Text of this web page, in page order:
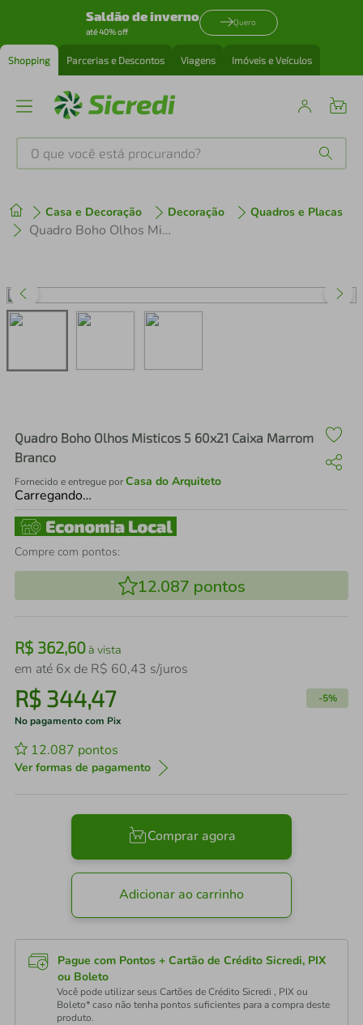
Saldão de inverno
até 40% off
Quero
Shopping Parcerias e Descontos Viagens Imóveis e Veículos
O que você está procurando?
Casa e Decoração Decoração Quadros e Placas
Quadro Boho Olhos Misticos 5 60x21 Caixa Marrom Branco
Quadro Boho Olhos Misticos 5 60x21 Caixa Marrom
Branco
Fornecido e entregue porCasa do Arquiteto
Carregando…
Compre com pontos:
12.087 pontos
R$ 362,60à vista
em até 6x de R$ 60,43 s/juros
R$ 344,47 -5%
No pagamento com Pix
12.087 pontos
Ver formas de pagamento
Comprar agora
Adicionar ao carrinho
Pague com Pontos + Cartão de Crédito Sicredi, PIX
ou Boleto
Você pode utilizar seus Cartões de Crédito Sicredi , PIX ou
Boleto* caso não tenha pontos suficientes para a compra deste
produto.
1º tenis
perfume